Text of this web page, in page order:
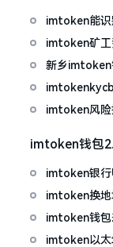
imtoken能识
imtoken矿工
新乡imtoken
imtoken风险
imtoken钱包
imtoken银行
帮你搞定
imtoken换地
imtoken钱包
imtoken以太